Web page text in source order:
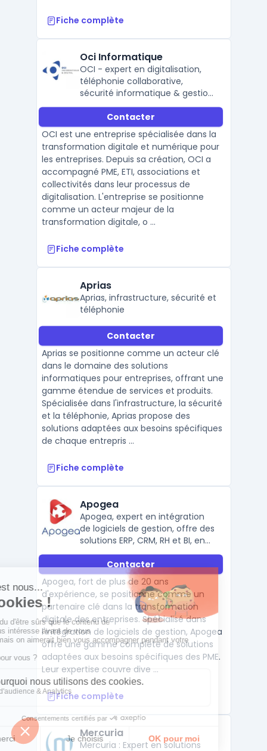
Fiche complète
Oci Informatique
OCI - expert en digitalisation,
téléphonie collaborative,
sécurité informatique & gestion
de parc PC.
Contacter
OCI est une entreprise spécialisée dans la
transformation digitale et numérique pour
les entreprises. Depuis sa création, OCI a
accompagné PME, ETI, associations et
collectivités dans leur processus de
digitalisation. L'entreprise se positionne
comme un acteur majeur de la
transformation digitale, o ...
Fiche complète
Aprias
Aprias, infrastructure, sécurité et
téléphonie
Contacter
Aprias se positionne comme un acteur clé
dans le domaine des solutions
informatiques pour entreprises, offrant une
gamme étendue de services et produits.
Spécialisée dans l'infrastructure, la sécurité
et la téléphonie, Aprias propose des
solutions adaptées aux besoins spécifiques
de chaque entrepris ...
Fiche complète
Apogea
Apogea, expert en intégration
de logiciels de gestion, offre des
solutions ERP, CRM, RH et BI, en
partenariat avec Sage, Cegid et
Microsoft.Contacter
Apogea, fort de plus de 20 ans
d'expérience, se positionne comme un
partenaire clé dans la transformation
digitale des entreprises. Spécialisé dans
l'intégration de logiciels de gestion, Apogea
offre une gamme complète de solutions
adaptées aux besoins spécifiques des PME.
Leur expertise couvre dive ...
Fiche complète
Mercuria
Mercuria : Expert en solutions